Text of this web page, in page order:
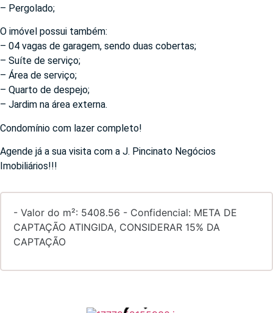
– Pergolado;
O imóvel possui também:
– 04 vagas de garagem, sendo duas cobertas;
– Suíte de serviço;
– Área de serviço;
– Quarto de despejo;
– Jardim na área externa.
Condomínio com lazer completo!
Agende já a sua visita com a J. Pincinato Negócios
Imobiliários!!!
- Valor do m²: 5408.56 - Confidencial: META DE
CAPTAÇÃO ATINGIDA, CONSIDERAR 15% DA
CAPTAÇÃO